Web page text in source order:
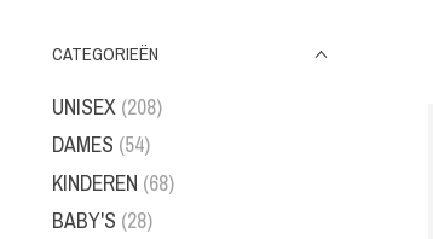
CATEGORIEËN
UNISEX (208)
DAMES (54)
KINDEREN (68)
BABY'S (28)